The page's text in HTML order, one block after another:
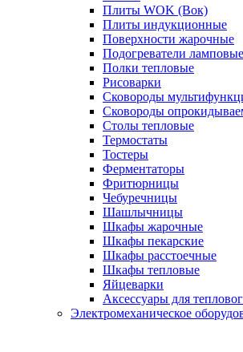
Плиты WOK (Вок)
Плиты индукционные
Поверхности жарочные
Подогреватели ламповые
Полки тепловые
Рисоварки
Сковороды
Сковороды
Столы тепловые
Термостаты
Тостеры
Ферментаторы
Фритюрницы
Чебуречницы
Шашлычницы
Шкафы жарочные
Шкафы пекарские
Шкафы расстоечные
Шкафы тепловые
Яйцеварки
Аксессуары для
Электромеханическое